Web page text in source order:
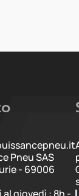
Pneu SAS
- 69006